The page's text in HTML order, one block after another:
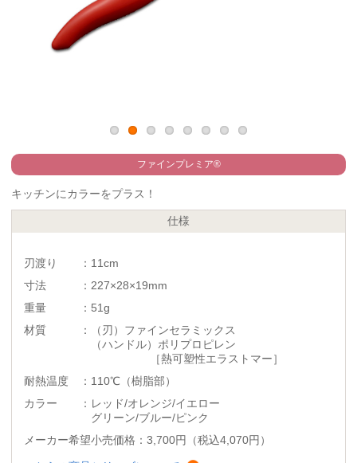
ファインプレミア®
キッチンにカラーをプラス！
仕様
刃渡り ：11cm
寸法 ：227×28×19mm
重量 ：51g
材質 ：（刃）ファインセラミックス
（ハンドル）ポリプロピレン
［熱可塑性エラストマー］
耐熱温度 ：110℃（樹脂部）
カラー ：レッド/オレンジ/イエロー
グリーン/ブルー/ピンク
メーカー希望小売価格：3,700円（税込4,070円）